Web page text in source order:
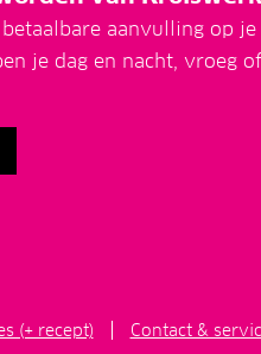
aanvulling op
je dag en nacht, vroeg
(+ recept) Contact &